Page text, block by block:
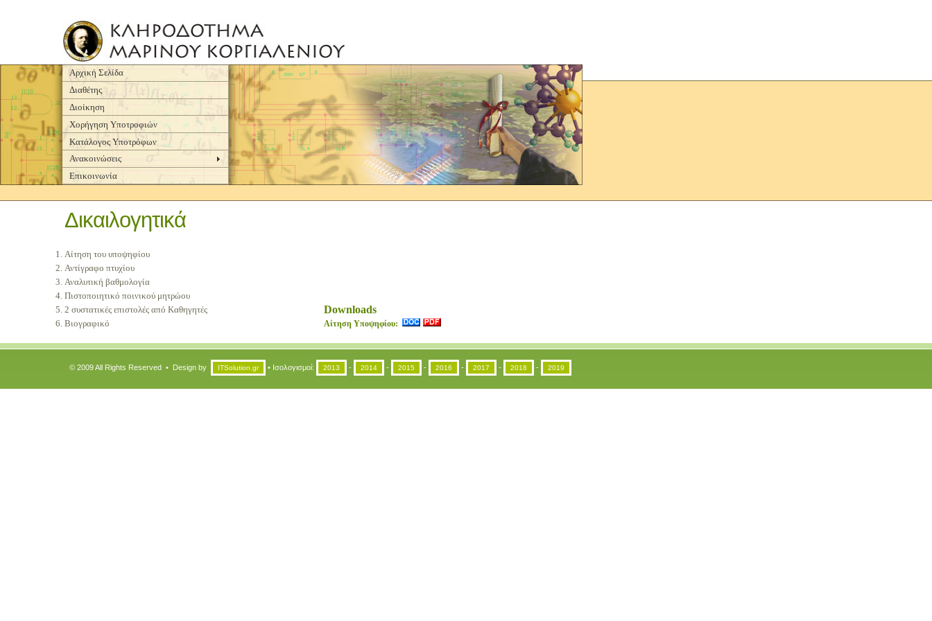
Αρχική Σελίδα
Διαθέτης
Διοίκηση
Χορήγηση Υποτροφιών
Κατάλογος Yποτρόφων
Ανακοινώσεις
Επικοινωνία
Δικαιλογητικά
Αίτηση του υποψηφίου
Αντίγραφο πτυχίου
Αναλυτική βαθμολογία
Πιστοποιητικό ποινικού μητρώου
2 συστατικές επιστολές από Καθηγητές
Βιογραφικό
Downloads
Αίτηση Υποψηφίου:
© 2009 All Rights Reserved • Design by ITSolution.gr • Ισολογισμοί: 2013 - 2014 - 2015 - 2016 - 2017 - 2018 - 2019